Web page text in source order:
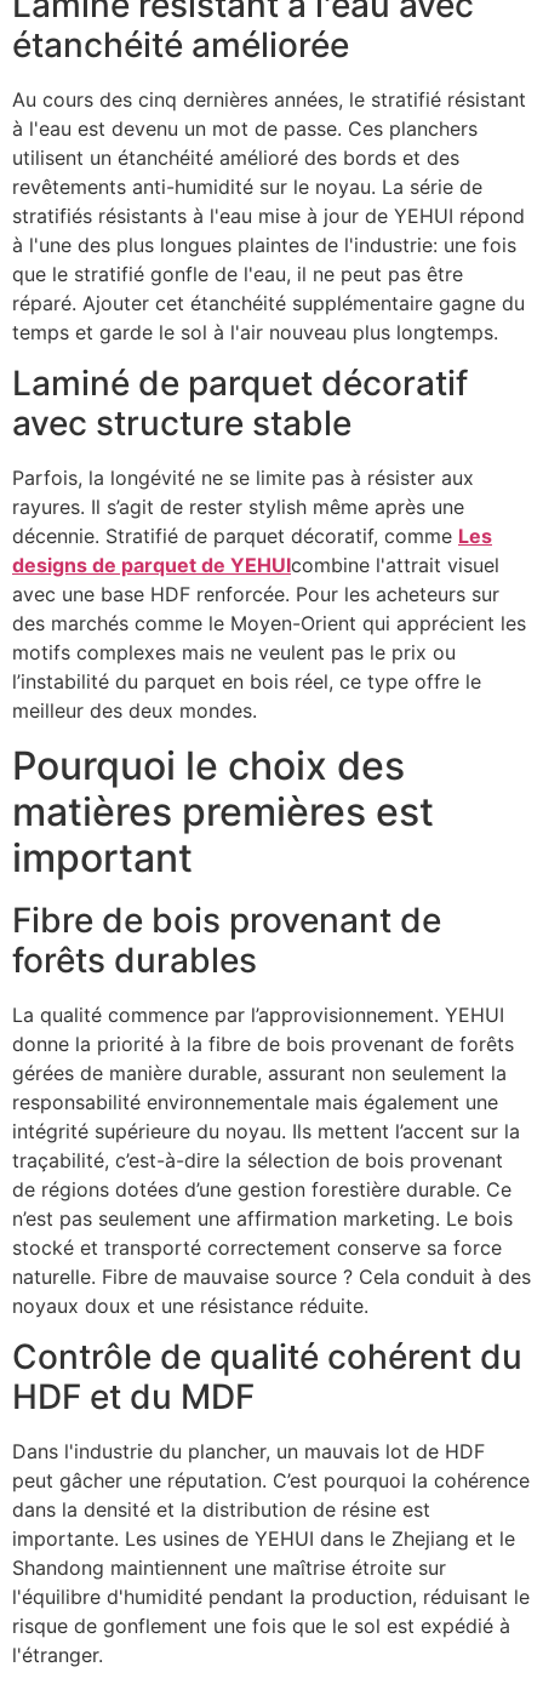
étanchéité améliorée
Au cours des cinq dernières années, le stratifié résistant
à l'eau est devenu un mot de passe. Ces planchers
utilisent un étanchéité amélioré des bords et des
revêtements anti-humidité sur le noyau. La série de
stratifiés résistants à l'eau mise à jour de YEHUI répond
à l'une des plus longues plaintes de l'industrie: une fois
que le stratifié gonfle de l'eau, il ne peut pas être
réparé. Ajouter cet étanchéité supplémentaire gagne du
temps et garde le sol à l'air nouveau plus longtemps.
Laminé de parquet décoratif
avec structure stable
Parfois, la longévité ne se limite pas à résister aux
rayures. Il s’agit de rester stylish même après une
décennie. Stratifié de parquet décoratif, comme Les
designs de parquet de YEHUIcombine l'attrait visuel
avec une base HDF renforcée. Pour les acheteurs sur
des marchés comme le Moyen-Orient qui apprécient les
motifs complexes mais ne veulent pas le prix ou
l’instabilité du parquet en bois réel, ce type offre le
meilleur des deux mondes.
Pourquoi le choix des
matières premières est
important
Fibre de bois provenant de
forêts durables
La qualité commence par l’approvisionnement. YEHUI
donne la priorité à la fibre de bois provenant de forêts
gérées de manière durable, assurant non seulement la
responsabilité environnementale mais également une
intégrité supérieure du noyau. Ils mettent l’accent sur la
traçabilité, c’est-à-dire la sélection de bois provenant
de régions dotées d’une gestion forestière durable. Ce
n’est pas seulement une affirmation marketing. Le bois
stocké et transporté correctement conserve sa force
naturelle. Fibre de mauvaise source ? Cela conduit à des
noyaux doux et une résistance réduite.
Contrôle de qualité cohérent du
HDF et du MDF
Dans l'industrie du plancher, un mauvais lot de HDF
peut gâcher une réputation. C’est pourquoi la cohérence
dans la densité et la distribution de résine est
importante. Les usines de YEHUI dans le Zhejiang et le
Shandong maintiennent une maîtrise étroite sur
l'équilibre d'humidité pendant la production, réduisant le
risque de gonflement une fois que le sol est expédié à
l'étranger.